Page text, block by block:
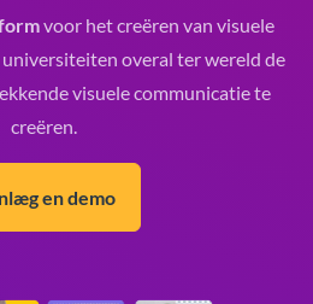
voor het creëren van visuele
overal ter wereld de
visuele communicatie te
creëren.
en demo